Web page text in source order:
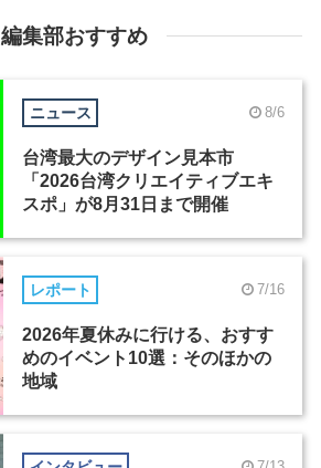
編集部おすすめ
ニュース 8/6
台湾最大のデザイン見本市
「2026台湾クリエイティブエキ
スポ」が8月31日まで開催
レポート 7/16
2026年夏休みに行ける、おすす
めのイベント10選：そのほかの
地域